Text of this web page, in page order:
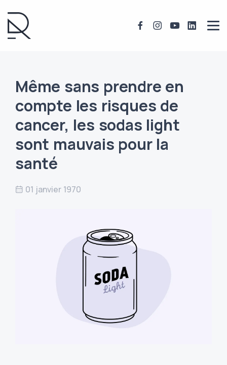
Même sans prendre en
compte les risques de
cancer, les sodas light
sont mauvais pour la
santé
01 janvier 1970